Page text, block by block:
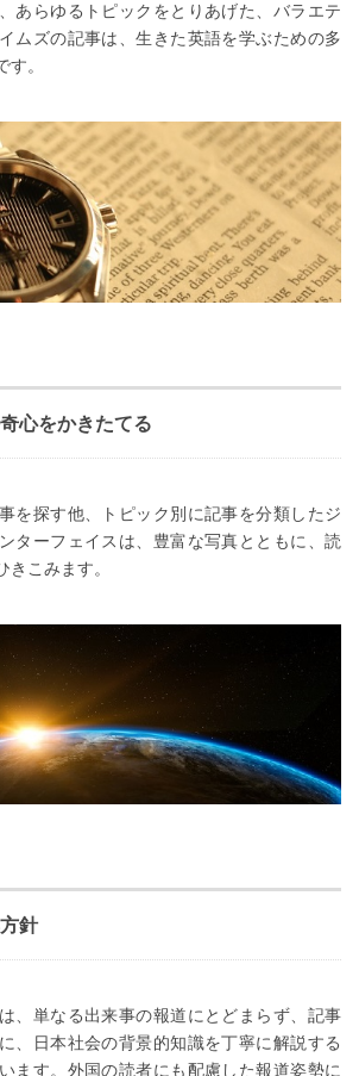
あらゆるトピックをとりあげた、バラエテ
ムズの記事は、生きた英語を学ぶための多
。
心をかきたてる
を探す他、トピック別に記事を分類したジ
ターフェイスは、豊富な写真とともに、読
こみます。
針
、単なる出来事の報道にとどまらず、記事
、日本社会の背景的知識を丁寧に解説する
ます。外国の読者にも配慮した報道姿勢に